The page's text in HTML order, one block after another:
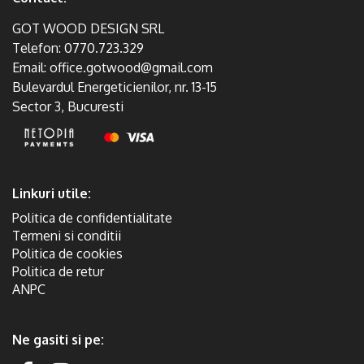
GOT WOOD DESIGN SRL
Telefon: 0770.723.329
Email: office.gotwood@gmail.com
Bulevardul Energeticienilor, nr. 13-15
Sector 3, Bucuresti
Linkuri utile:
Politica de confidentialitate
Termeni si conditii
Politica de cookies
Politica de retur
ANPC
Ne gasiti si pe: